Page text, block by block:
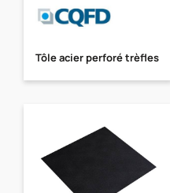
Tôle acier perforé trèfles